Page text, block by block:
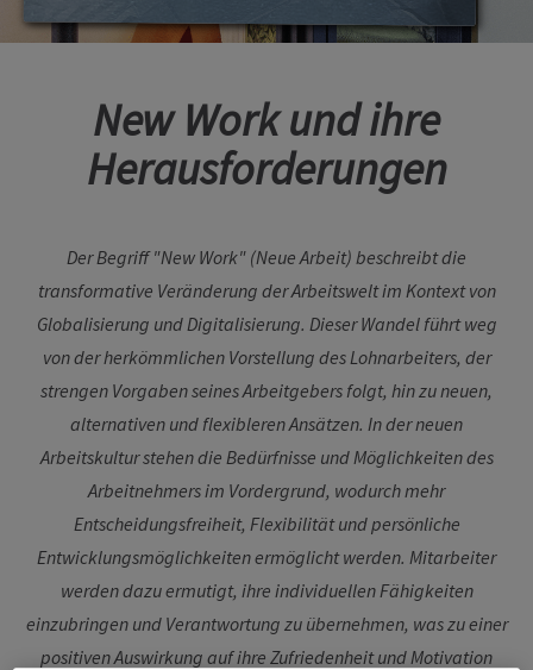
New Work und ihre
Herausforderungen
Der Begriff "New Work" (Neue Arbeit) beschreibt die
transformative Veränderung der Arbeitswelt im Kontext von
Globalisierung und Digitalisierung. Dieser Wandel führt weg
von der herkömmlichen Vorstellung des Lohnarbeiters, der
strengen Vorgaben seines Arbeitgebers folgt, hin zu neuen,
alternativen und flexibleren Ansätzen. In der neuen
Arbeitskultur stehen die Bedürfnisse und Möglichkeiten des
Arbeitnehmers im Vordergrund, wodurch mehr
Entscheidungsfreiheit, Flexibilität und persönliche
Entwicklungsmöglichkeiten ermöglicht werden. Mitarbeiter
werden dazu ermutigt, ihre individuellen Fähigkeiten
einzubringen und Verantwortung zu übernehmen, was zu einer
positiven Auswirkung auf ihre Zufriedenheit und Motivation